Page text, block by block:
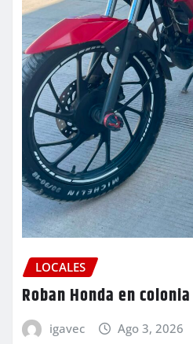
LOCALES
Roban Honda en
igavec Ago 3, 2026